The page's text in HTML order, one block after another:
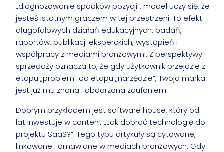
„diagnozowanie spadków pozycji”, model uczy się, że
jesteś istotnym graczem w tej przestrzeni. To efekt
długofalowych działań edukacyjnych: badań,
raportów, publikacji eksperckich, wystąpień i
współpracy z mediami branżowymi. Z perspektywy
sprzedaży oznacza to, że gdy użytkownik przejdzie z
etapu „problem” do etapu „narzędzie”, Twoja marka
jest już mu znana i obdarzona zaufaniem.
Dobrym przykładem jest software house, który od
lat inwestuje w content „Jak dobrać technologię do
projektu SaaS?”. Tego typu artykuły są cytowane,
linkowane i omawiane w mediach branżowych. Gdy